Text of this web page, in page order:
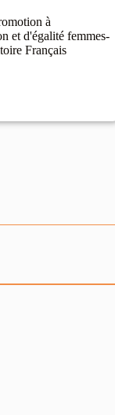
à
et d'égalité femmes-
Français